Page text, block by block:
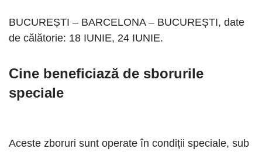
BUCUREȘTI – BARCELONA – BUCUREȘTI, date
de călătorie: 18 IUNIE, 24 IUNIE.
Cine beneficiază de sborurile
speciale
Aceste zboruri sunt operate în condiții speciale, sub